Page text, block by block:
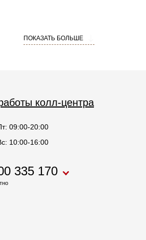
необходимую
из каталога Frost Center.
наклейке
ПОКАЗАТЬ БОЛЬШЕ
колл-центра
09:00-20:00
10:00-16:00
335 170